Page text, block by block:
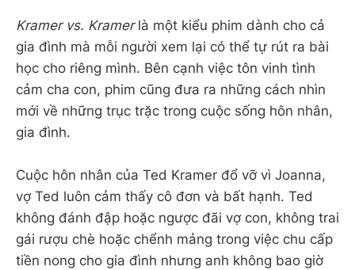
Kramer vs. Kramerlà một kiểu phim dành cho cả
gia đình mà mỗi người xem lại có thể tự rút ra bài
học cho riêng mình. Bên cạnh việc tôn vinh tình
cảm cha con, phim cũng đưa ra những cách nhìn
mới về những trục trặc trong cuộc sống hôn nhân,
gia đình.
Cuộc hôn nhân của Ted Kramer đổ vỡ vì Joanna,
vợ Ted luôn cảm thấy cô đơn và bất hạnh. Ted
không đánh đập hoặc ngược đãi vợ con, không trai
gái rượu chè hoặc chểnh mảng trong việc chu cấp
tiền nong cho gia đình nhưng anh không bao giờ